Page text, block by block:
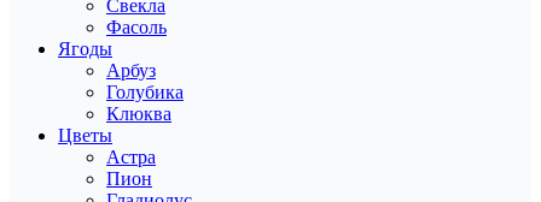
Свекла
Фасоль
Ягоды
Арбуз
Голубика
Клюква
Цветы
Астра
Пион